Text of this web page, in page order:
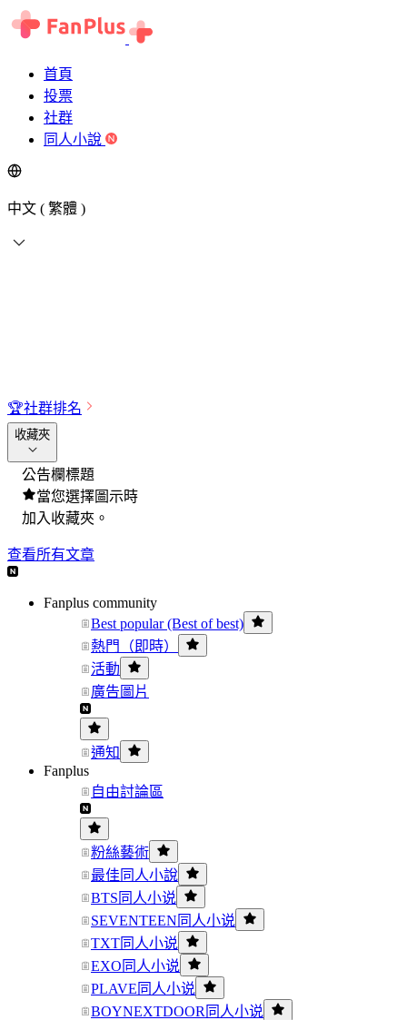
首頁
投票
社群
同人小說
中文 ( 繁體 )
🏆社群排名
收藏夾
公告欄標題
當您選擇圖示時
加入收藏夾。
查看所有文章
Fanplus community
Best popular (Best of best)
熱門（即時）
活動
廣告圖片
通知
Fanplus
自由討論區
粉絲藝術
最佳同人小說
BTS同人小说
SEVENTEEN同人小说
TXT同人小说
EXO同人小说
PLAVE同人小说
BOYNEXTDOOR同人小说